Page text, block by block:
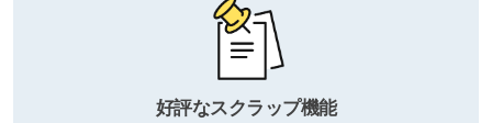
好評なスクラップ機能